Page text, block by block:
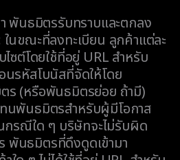
พันธมิตรรับทราบและตกลง
นขณะที่ลงทะเบียน ลูกค้าแต่ละ
ไซต์โดยใช้ที่อยู่ URL สำหรับ
รหัสโบนัสที่จัดให้โดย
ร (หรือพันธมิตรย่อย ถ้ามี)
นพันธมิตรสำหรับผู้มีโอกาส
กรณีใด ๆ บริษัทจะไม่รับผิด
นธมิตรที่ดึงดูดเข้ามา